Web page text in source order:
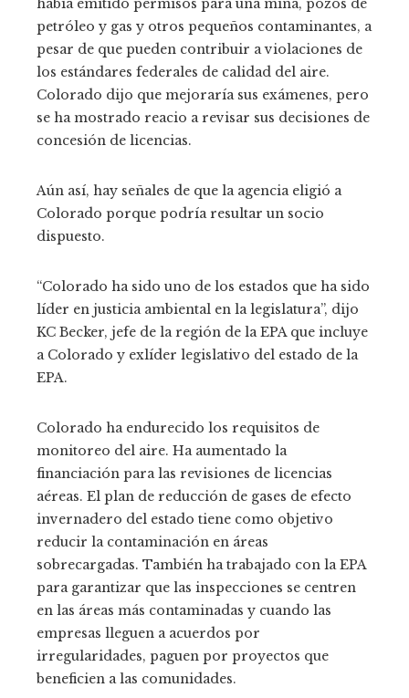
había emitido permisos para una mina, pozos de
petróleo y gas y otros pequeños contaminantes, a
pesar de que pueden contribuir a violaciones de
los estándares federales de calidad del aire.
Colorado dijo que mejoraría sus exámenes, pero
se ha mostrado reacio a revisar sus decisiones de
concesión de licencias.
Aún así, hay señales de que la agencia eligió a
Colorado porque podría resultar un socio
dispuesto.
“Colorado ha sido uno de los estados que ha sido
líder en justicia ambiental en la legislatura”, dijo
KC Becker, jefe de la región de la EPA que incluye
a Colorado y exlíder legislativo del estado de la
EPA.
Colorado ha endurecido los requisitos de
monitoreo del aire. Ha aumentado la
financiación para las revisiones de licencias
aéreas. El plan de reducción de gases de efecto
invernadero del estado tiene como objetivo
reducir la contaminación en áreas
sobrecargadas. También ha trabajado con la EPA
para garantizar que las inspecciones se centren
en las áreas más contaminadas y cuando las
empresas lleguen a acuerdos por
irregularidades, paguen por proyectos que
beneficien a las comunidades.